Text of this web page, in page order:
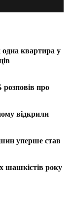
одна квартира у
розповів про
відкрили
уперше став
шашкістів року